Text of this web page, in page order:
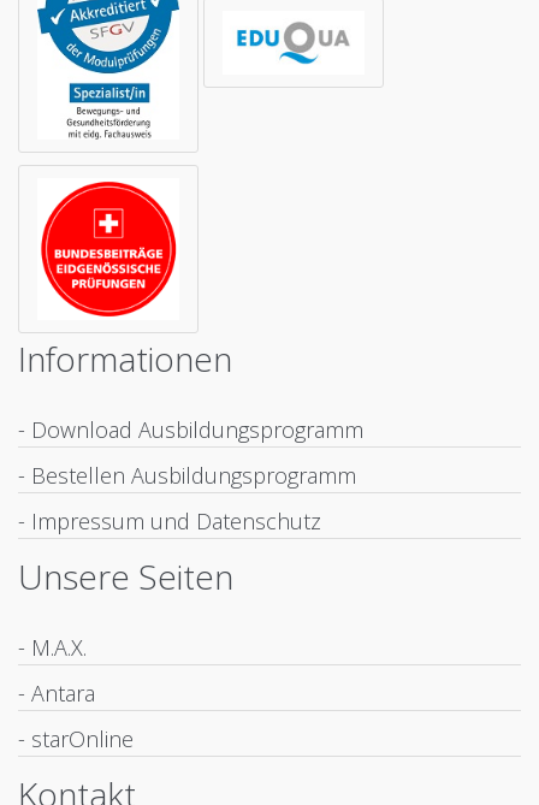
Informationen
- Download Ausbildungsprogramm
- Bestellen Ausbildungsprogramm
- Impressum und Datenschutz
Unsere Seiten
- M.A.X.
- Antara
- starOnline
Kontakt